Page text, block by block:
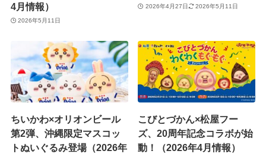
4月情報）
2026年5月11日
2026年4月27日 2026年5月11日
ちいかわ×オリオンビール
第2弾、沖縄限定マスコッ
トぬいぐるみ登場（2026年
こびとづかん×松屋フー
ズ、20周年記念コラボが始
動！（2026年4月情報）